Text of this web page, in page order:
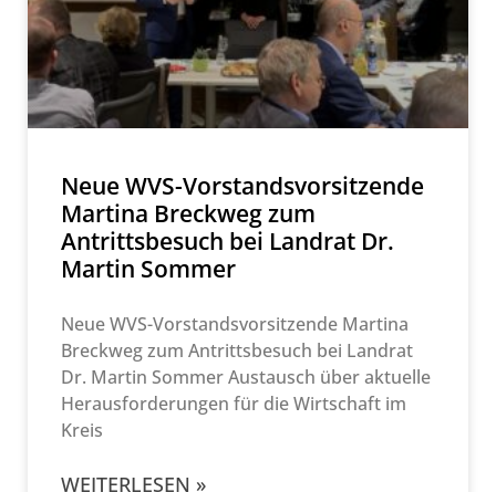
Neue WVS-Vorstandsvorsitzende
Martina Breckweg zum
Antrittsbesuch bei Landrat Dr.
Martin Sommer
Neue WVS-Vorstandsvorsitzende Martina
Breckweg zum Antrittsbesuch bei Landrat
Dr. Martin Sommer Austausch über aktuelle
Herausforderungen für die Wirtschaft im
Kreis
WEITERLESEN »